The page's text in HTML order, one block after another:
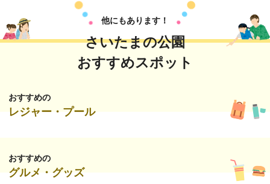
他にもあります！
さいたまの公園
おすすめスポット
おすすめの
レジャー・プール
おすすめの
グルメ・グッズ